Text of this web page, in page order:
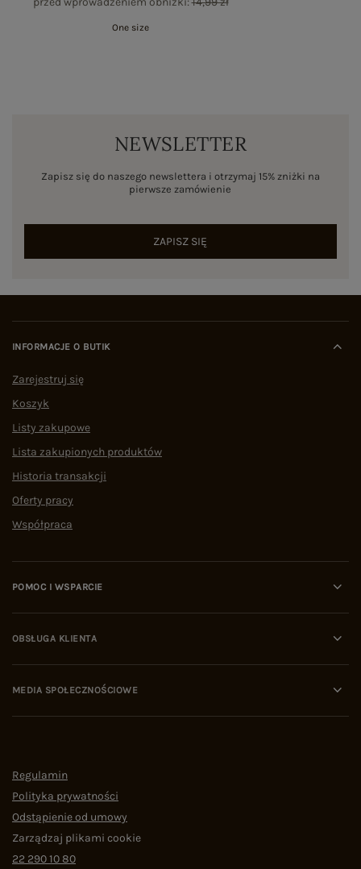
One size
NEWSLETTER
Zapisz się do naszego newslettera i otrzymaj 15% zniżki na
pierwsze zamówienie
ZAPISZ SIĘ
INFORMACJE O BUTIK
Zarejestruj się
Koszyk
Listy zakupowe
Lista zakupionych produktów
Historia transakcji
Oferty pracy
Współpraca
POMOC I WSPARCIE
OBSŁUGA KLIENTA
MEDIA SPOŁECZNOŚCIOWE
Regulamin
Polityka prywatności
Odstąpienie od umowy
Zarządzaj plikami cookie
22 290 10 80